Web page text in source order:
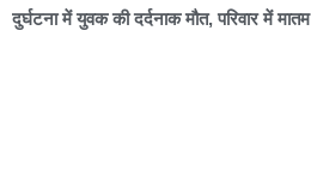
दुर्घटना में युवक की दर्दनाक मौत, परिवार में मातम